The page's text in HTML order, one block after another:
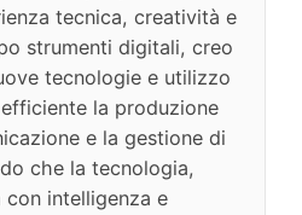
tecnica, creatività e
strumenti digitali, creo
tecnologie e utilizzo
efficiente la produzione
e la gestione di
che la tecnologia,
con intelligenza e